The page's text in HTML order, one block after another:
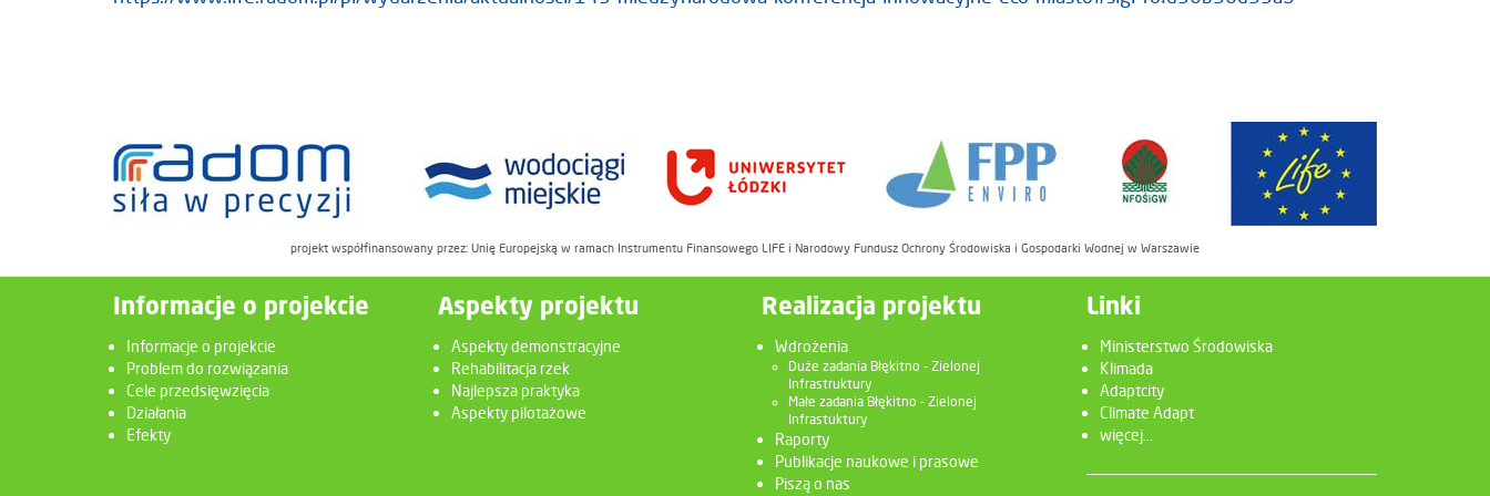
projekt współfinansowany przez: Unię Europejską w ramach Instrumentu Finansowego LIFE i Narodowy Fundusz Ochrony Środowiska i Gospodarki Wodnej w Warszawie
Informacje o projekcie
Informacje o projekcie
Problem do rozwiązania
Cele przedsięwzięcia
Działania
Efekty
Aspekty projektu
Aspekty demonstracyjne
Rehabilitacja rzek
Najlepsza praktyka
Aspekty pilotażowe
Realizacja projektu
Wdrożenia
Duże zadania Błękitno - Zielonej
Infrastruktury
Małe zadania Błękitno - Zielonej
Infrastuktury
Raporty
Publikacje naukowe i prasowe
Piszą o nas
Linki
Ministerstwo Środowiska
Klimada
Adaptcity
Climate Adapt
więcej...